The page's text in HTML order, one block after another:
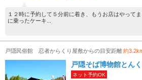
１２時に予約して５分前に着き、もうお店はやって
に乗ったケーキ...
戸隠民俗館 忍者からくり屋敷からの目安距離約
戸隠そば博物館とん
ネット予約OK